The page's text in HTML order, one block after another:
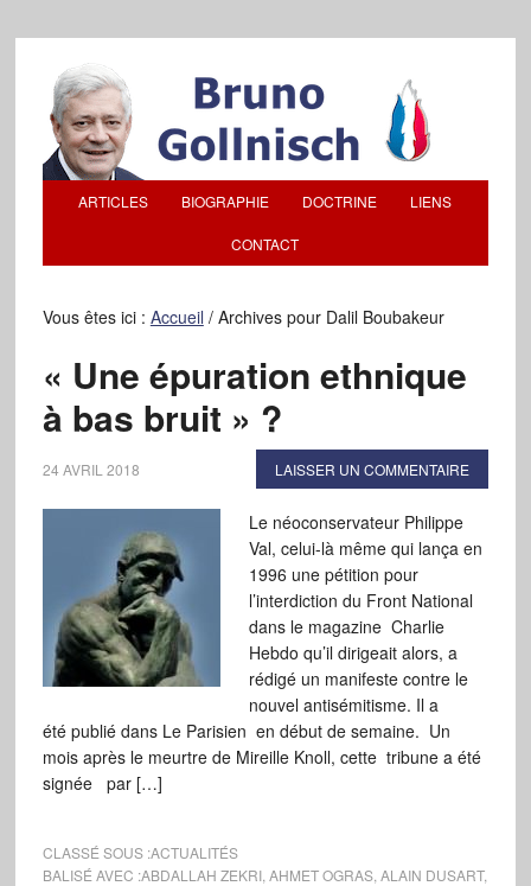
ARTICLES BIOGRAPHIE DOCTRINE LIENS
CONTACT
Vous êtes ici : Accueil /Archives pour Dalil Boubakeur
« Une épuration ethnique
à bas bruit » ?
24 AVRIL 2018 LAISSER UN COMMENTAIRE
Le néoconservateur Philippe
Val, celui-là même qui lança en
1996 une pétition pour
l’interdiction du Front National
dans le magazine Charlie
Hebdo qu’il dirigeait alors, a
rédigé un manifeste contre le
nouvel antisémitisme. Il a
été publié dans Le Parisien en début de semaine. Un
mois après le meurtre de Mireille Knoll, cette tribune a été
signée par […]
CLASSÉ SOUS :ACTUALITÉS
BALISÉ AVEC :ABDALLAH ZEKRI, AHMET OGRAS, ALAIN DUSART,